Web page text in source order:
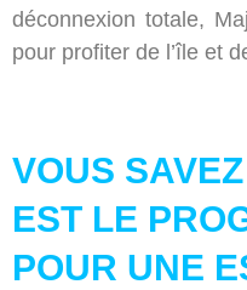
déconnexion totale,
pour profiter de l’île et
VOUS
EST LE
POUR UNE